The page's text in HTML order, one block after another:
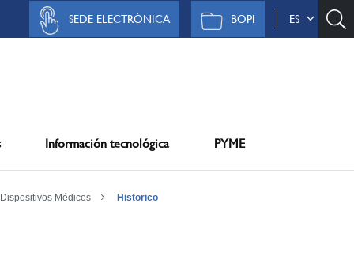
ES
BOPI
SEDE ELECTRÓNICA
Información tecnológica PYME
Dispositivos Médicos Historico